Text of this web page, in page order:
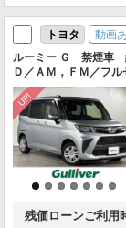
トヨタ
動画
ルーミー Ｇ 禁煙車
Ｄ／ＡＭ，ＦＭ／フ
側パワースライドド
トキー
残価ローンご利用